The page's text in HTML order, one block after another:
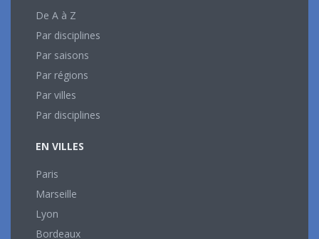
De A à Z
Par disciplines
Par saisons
Par régions
Par villes
Par disciplines
EN VILLES
Paris
Marseille
Lyon
Bordeaux